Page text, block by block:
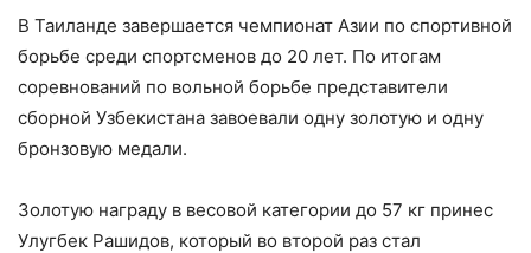
В Таиланде завершается чемпионат Азии по спортивной
борьбе среди спортсменов до 20 лет. По итогам
соревнований по вольной борьбе представители
сборной Узбекистана завоевали одну золотую и одну
бронзовую медали.
Золотую награду в весовой категории до 57 кг принес
Улугбек Рашидов, который во второй раз стал